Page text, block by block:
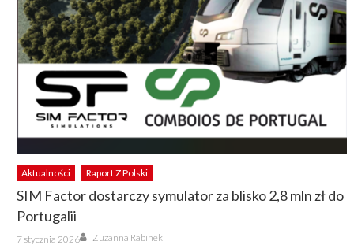
Aktualności Raport Z Polski
SIM Factor dostarczy symulator za blisko 2,8 mln zł do
Portugalii
Posted
on
7 stycznia 2026 Author
Zuzanna Rabinek